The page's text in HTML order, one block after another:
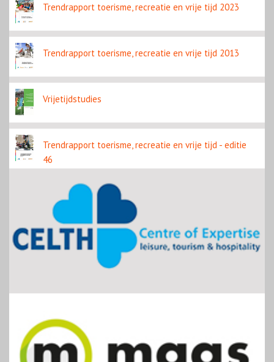
Trendrapport toerisme, recreatie en vrije tijd 2023
Trendrapport toerisme, recreatie en vrije tijd 2013
Vrijetijdstudies
Trendrapport toerisme, recreatie en vrije tijd - editie
46